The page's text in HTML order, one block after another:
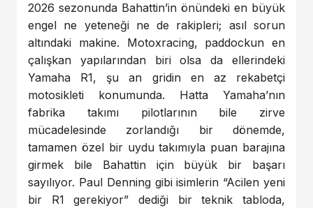
2026 sezonunda Bahattin’in önündeki en büyük
engel ne yeteneği ne de rakipleri; asıl sorun
altındaki makine. Motoxracing, paddockun en
çalışkan yapılarından biri olsa da ellerindeki
Yamaha R1, şu an gridin en az rekabetçi
motosikleti konumunda. Hatta Yamaha’nın
fabrika takımı pilotlarının bile zirve
mücadelesinde zorlandığı bir dönemde,
tamamen özel bir uydu takımıyla puan barajına
girmek bile Bahattin için büyük bir başarı
sayılıyor. Paul Denning gibi isimlerin “Acilen yeni
bir R1 gerekiyor” dediği bir teknik tabloda,